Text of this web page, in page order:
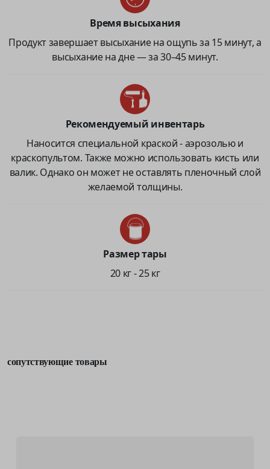
Время высыхания
Продукт завершает высыхание на ощупь за 15 минут, а
высыхание на дне — за 30–45 минут.
Рекомендуемый инвентарь
Наносится специальной краской - аэрозолью и
краскопультом. Также можно использовать кисть или
валик. Однако он может не оставлять пленочный слой
желаемой толщины.
Размер тары
20 кг - 25 кг
сопутствующие товары